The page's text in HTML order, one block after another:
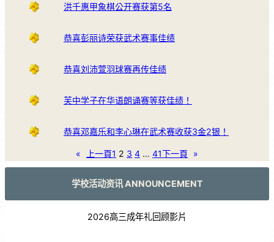
洪千惠甲象棋公开赛获第5名
恭喜彭丽诗荣获武术赛事佳绩
恭喜刘沛萱羽球赛再传佳绩
芙中学子在华语朗诵赛等获佳绩！
恭喜邓嘉乐和李心琳在武术赛收获3金2银！
« 上一頁1 2 3 4 … 41下一頁 »
学校活动资讯 ANNOUNCEMENT
2026高三成年礼回顾影片